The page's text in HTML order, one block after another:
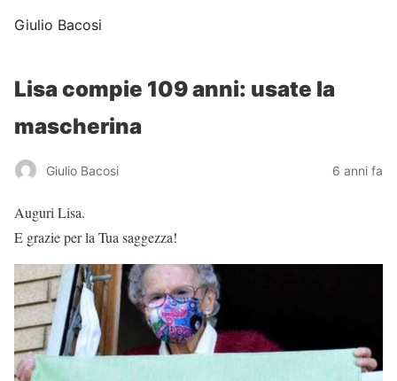
Giulio Bacosi
Lisa compie 109 anni: usate la
mascherina
Giulio Bacosi 6 anni fa
Auguri Lisa.
E grazie per la Tua saggezza!